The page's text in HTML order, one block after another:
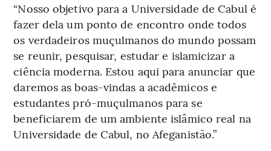
“Nosso objetivo para a Universidade de Cabul é
fazer dela um ponto de encontro onde todos
os verdadeiros muçulmanos do mundo possam
se reunir, pesquisar, estudar e islamicizar a
ciência moderna. Estou aqui para anunciar que
daremos as boas-vindas a acadêmicos e
estudantes pró-muçulmanos para se
beneficiarem de um ambiente islâmico real na
Universidade de Cabul, no Afeganistão.”